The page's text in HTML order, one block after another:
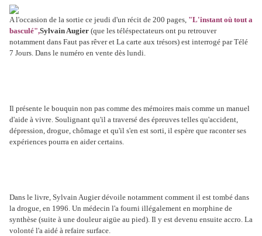
A l'occasion de la sortie ce jeudi d'un récit de 200 pages, "L'instant où tout a
basculé",Sylvain Augier (que les téléspectateurs ont pu retrouver
notamment dans Faut pas rêver et La carte aux trésors) est interrogé par Télé
7 Jours. Dans le numéro en vente dès lundi.
Il présente le bouquin non pas comme des mémoires mais comme un manuel
d'aide à vivre. Soulignant qu'il a traversé des épreuves telles qu'accident,
dépression, drogue, chômage et qu'il s'en est sorti, il espère que raconter ses
expériences pourra en aider certains.
Dans le livre, Sylvain Augier dévoile notamment comment il est tombé dans
la drogue, en 1996. Un médecin l'a fourni illégalement en morphine de
synthèse (suite à une douleur aigüe au pied). Il y est devenu ensuite accro. La
volonté l'a aidé à refaire surface.